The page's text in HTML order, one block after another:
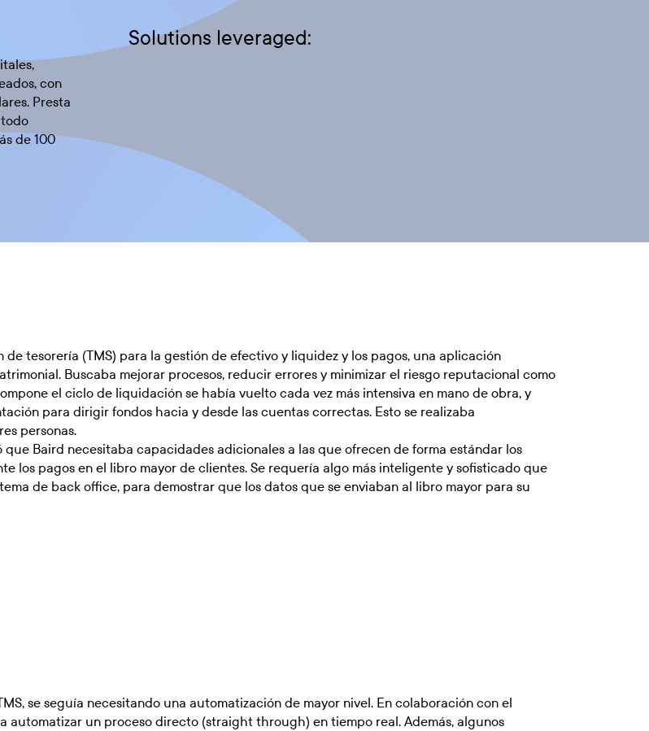
con
Presta
de 100
Solutions leveraged:
tesorería (TMS) para la gestión de efectivo y liquidez y los pagos, una aplicación
Buscaba mejorar procesos, reducir errores y minimizar el riesgo reputacional como
el ciclo de liquidación se había vuelto cada vez más intensiva en mano de obra, y
para dirigir fondos hacia y desde las cuentas correctas. Esto se realizaba
personas.
Baird necesitaba capacidades adicionales a las que ofrecen de forma estándar los
los pagos en el libro mayor de clientes. Se requería algo más inteligente y sofisticado que
de back office, para demostrar que los datos que se enviaban al libro mayor para su
se seguía necesitando una automatización de mayor nivel. En colaboración con el
automatizar un proceso directo (straight through) en tiempo real. Además, algunos